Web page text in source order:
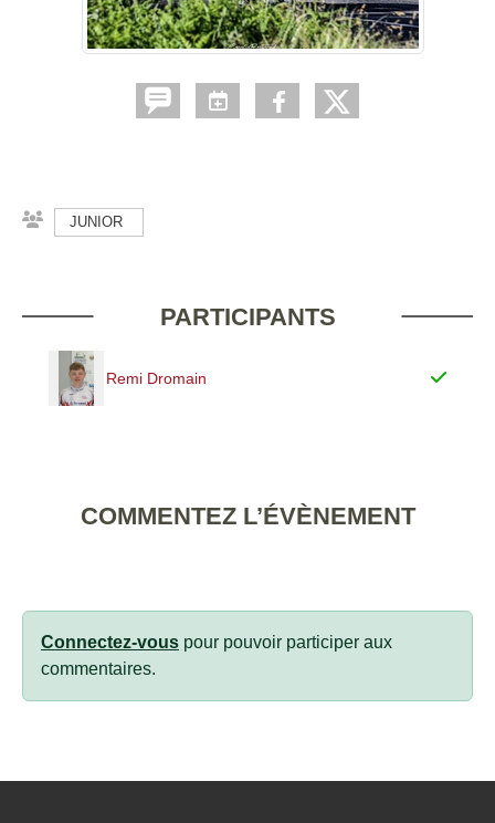
JUNIOR
PARTICIPANTS
Remi Dromain
COMMENTEZ L’ÉVÈNEMENT
Connectez-vous pour pouvoir participer aux
commentaires.